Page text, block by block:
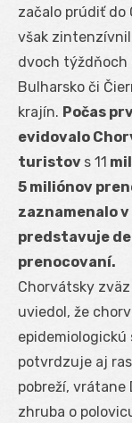
začalo prúdiť do
však
dvoch týždňoch
Bulharsko či
krajín. Počas
evidovalo
turistov s 11
5 miliónov
zaznamenalo
predstavuje
prenocovaní.
Chorvátsky
uviedol, že
potvrdzuje aj
pobreží, vrátane
zhruba o